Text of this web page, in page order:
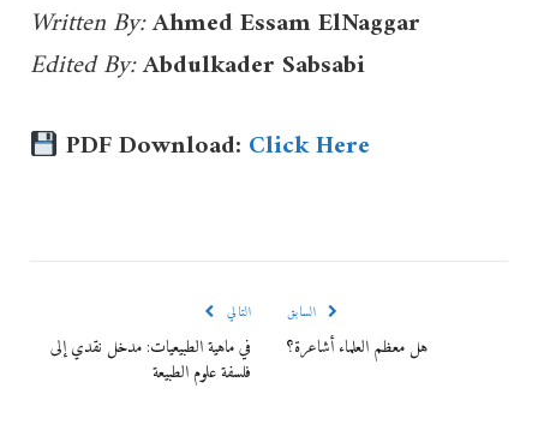
Written By:Ahmed Essam ElNaggar
Edited By:Abdulkader Sabsabi
PDF Download: Click Here
السابق
هل معظم العلماء أشاعرة؟
التالي
في ماهية الطبيعيات: مدخل نقدي إلى
فلسفة علوم الطبيعة